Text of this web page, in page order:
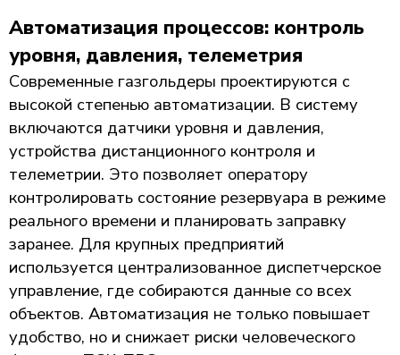
Автоматизация процессов: контроль
уровня, давления, телеметрия
Современные газгольдеры проектируются с
высокой степенью автоматизации. В систему
включаются датчики уровня и давления,
устройства дистанционного контроля и
телеметрии. Это позволяет оператору
контролировать состояние резервуара в режиме
реального времени и планировать заправку
заранее. Для крупных предприятий
используется централизованное диспетчерское
управление, где собираются данные со всех
объектов. Автоматизация не только повышает
удобство, но и снижает риски человеческого